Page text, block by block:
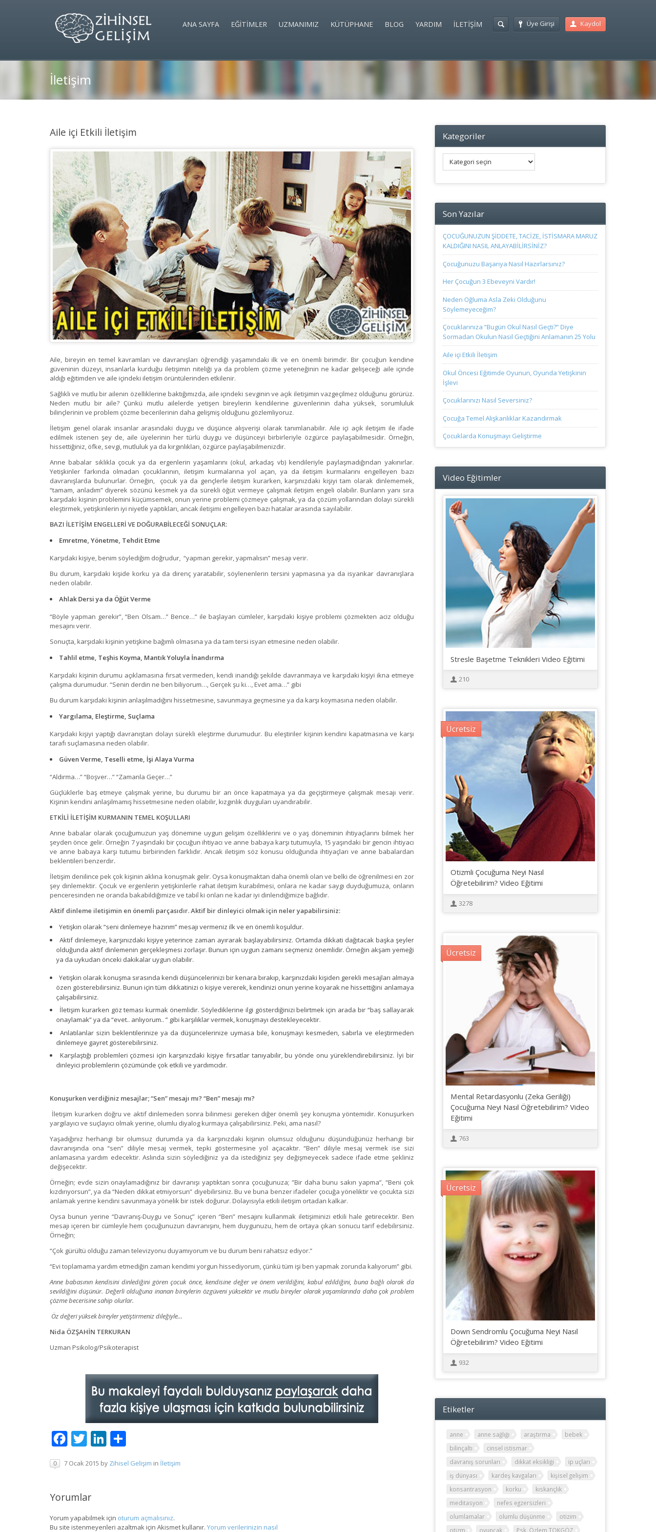
Üye Girişi Kaydol
ANA SAYFA EĞİTİMLER UZMANIMIZ KÜTÜPHANE BLOG YARDIM İLETİŞİM
İletişim
Aile içi Etkili İletişim
Aile, bireyin en temel kavramları ve davranışları öğrendiği yaşamındaki ilk ve en önemli birimdir. Bir çocuğun kendine
güveninin düzeyi, insanlarla kurduğu iletişimin niteliği ya da problem çözme yeteneğinin ne kadar gelişeceği aile içinde
aldığı eğitimden ve aile içindeki iletişim örüntülerinden etkilenir.
Sağlıklı ve mutlu bir ailenin özelliklerine baktığımızda, aile içindeki sevginin ve açık iletişimin vazgeçilmez olduğunu görürüz.
Neden mutlu bir aile? Çünkü mutlu ailelerde yetişen bireylerin kendilerine güvenlerinin daha yüksek, sorumluluk
bilinçlerinin ve problem çözme becerilerinin daha gelişmiş olduğunu gözlemliyoruz.
İletişim genel olarak insanlar arasındaki duygu ve düşünce alışverişi olarak tanımlanabilir. Aile içi açık iletişim ile ifade
edilmek istenen şey de, aile üyelerinin her türlü duygu ve düşünceyi birbirleriyle özgürce paylaşabilmesidir. Örneğin,
hissettiğiniz, öfke, sevgi, mutluluk ya da kırgınlıkları, özgürce paylaşabilmenizdir.
Anne babalar sıklıkla çocuk ya da ergenlerin yaşamlarını (okul, arkadaş vb) kendileriyle paylaşmadığından yakınırlar.
Yetişkinler farkında olmadan çocuklarının, iletişim kurmalarına yol açan, ya da iletişim kurmalarını engelleyen bazı
davranışlarda bulunurlar. Örneğin, çocuk ya da gençlerle iletişim kurarken, karşınızdaki kişiyi tam olarak dinlememek,
“tamam, anladım” diyerek sözünü kesmek ya da sürekli öğüt vermeye çalışmak iletişim engeli olabilir. Bunların yanı sıra
karşıdaki kişinin problemini küçümsemek, onun yerine problemi çözmeye çalışmak, ya da çözüm yollarından dolayı sürekli
eleştirmek, yetişkinlerin iyi niyetle yaptıkları, ancak iletişimi engelleyen bazı hatalar arasında sayılabilir.
BAZI İLETİŞİM ENGELLERİ VE DOĞURABİLECEĞİ SONUÇLAR:
Emretme, Yönetme, Tehdit Etme
Karşıdaki kişiye, benim söylediğim doğrudur, “yapman gerekir, yapmalısın” mesajı verir.
Bu durum, karşıdaki kişide korku ya da direnç yaratabilir, söylenenlerin tersini yapmasına ya da isyankar davranışlara
neden olabilir.
Ahlak Dersi ya da Öğüt Verme
“Böyle yapman gerekir”, “Ben Olsam…” Bence…” ile başlayan cümleler, karşıdaki kişiye problemi çözmekten aciz olduğu
mesajını verir.
Sonuçta, karşıdaki kişinin yetişkine bağımlı olmasına ya da tam tersi isyan etmesine neden olabilir.
Tahlil etme, Teşhis Koyma, Mantık Yoluyla İnandırma
Karşıdaki kişinin durumu açıklamasına fırsat vermeden, kendi inandığı şekilde davranmaya ve karşıdaki kişiyi ikna etmeye
çalışma durumudur. “Senin derdin ne ben biliyorum…, Gerçek şu ki…, Evet ama…” gibi
Bu durum karşıdaki kişinin anlaşılmadığını hissetmesine, savunmaya geçmesine ya da karşı koymasına neden olabilir.
Yargılama, Eleştirme, Suçlama
Karşıdaki kişiyi yaptığı davranıştan dolayı sürekli eleştirme durumudur. Bu eleştiriler kişinin kendini kapatmasına ve karşı
tarafı suçlamasına neden olabilir.
Güven Verme, Teselli etme, İşi Alaya Vurma
“Aldırma…” “Boşver…” “Zamanla Geçer…”
Güçlüklerle baş etmeye çalışmak yerine, bu durumu bir an önce kapatmaya ya da geçiştirmeye çalışmak mesajı verir.
Kişinin kendini anlaşılmamış hissetmesine neden olabilir, kızgınlık duyguları uyandırabilir.
ETKİLİ İLETİŞİM KURMANIN TEMEL KOŞULLARI
Anne babalar olarak çocuğumuzun yaş dönemine uygun gelişim özelliklerini ve o yaş döneminin ihtiyaçlarını bilmek her
şeyden önce gelir. Örneğin 7 yaşındaki bir çocuğun ihtiyacı ve anne babaya karşı tutumuyla, 15 yaşındaki bir gencin ihtiyacı
ve anne babaya karşı tutumu birbirinden farklıdır. Ancak iletişim söz konusu olduğunda ihtiyaçları ve anne babalardan
beklentileri benzerdir.
İletişim denilince pek çok kişinin aklına konuşmak gelir. Oysa konuşmaktan daha önemli olan ve belki de öğrenilmesi en zor
şey dinlemektir. Çocuk ve ergenlerin yetişkinlerle rahat iletişim kurabilmesi, onlara ne kadar saygı duyduğumuza, onların
penceresinden ne oranda bakabildiğimize ve tabiî ki onları ne kadar iyi dinlendiğimize bağlıdır.
Aktif dinleme iletişimin en önemli parçasıdır. Aktif bir dinleyici olmak için neler yapabilirsiniz:
Yetişkin olarak “seni dinlemeye hazırım” mesajı vermeniz ilk ve en önemli koşuldur.
Aktif dinlemeye, karşınızdaki kişiye yeterince zaman ayırarak başlayabilirsiniz. Ortamda dikkati dağıtacak başka şeyler
olduğunda aktif dinlemenin gerçekleşmesi zorlaşır. Bunun için uygun zamanı seçmeniz önemlidir. Örneğin akşam yemeği
ya da uykudan önceki dakikalar uygun olabilir.
Yetişkin olarak konuşma sırasında kendi düşüncelerinizi bir kenara bırakıp, karşınızdaki kişiden gerekli mesajları almaya
özen gösterebilirsiniz. Bunun için tüm dikkatinizi o kişiye vererek, kendinizi onun yerine koyarak ne hissettiğini anlamaya
çalışabilirsiniz.
İletişim kurarken göz teması kurmak önemlidir. Söylediklerine ilgi gösterdiğinizi belirtmek için arada bir “baş sallayarak
onaylamak” ya da “evet.. anlıyorum.. ” gibi karşılıklar vermek, konuşmayı destekleyecektir.
Anlatılanlar sizin beklentilerinize ya da düşüncelerinize uymasa bile, konuşmayı kesmeden, sabırla ve eleştirmeden
dinlemeye gayret gösterebilirsiniz.
Karşılaştığı problemleri çözmesi için karşınızdaki kişiye fırsatlar tanıyabilir, bu yönde onu yüreklendirebilirsiniz. İyi bir
dinleyici problemlerin çözümünde çok etkili ve yardımcıdır.
Konuşurken verdiğiniz mesajlar; “Sen” mesajı mı? “Ben” mesajı mı?
İletişim kurarken doğru ve aktif dinlemeden sonra bilinmesi gereken diğer önemli şey konuşma yöntemidir. Konuşurken
yargılayıcı ve suçlayıcı olmak yerine, olumlu diyalog kurmaya çalışabilirsiniz. Peki, ama nasıl?
Yaşadığınız herhangi bir olumsuz durumda ya da karşınızdaki kişinin olumsuz olduğunu düşündüğünüz herhangi bir
davranışında ona “sen” diliyle mesaj vermek, tepki göstermesine yol açacaktır. “Ben” diliyle mesaj vermek ise sizi
anlamasına yardım edecektir. Aslında sizin söylediğiniz ya da istediğiniz şey değişmeyecek sadece ifade etme şekliniz
değişecektir.
Örneğin; evde sizin onaylamadığınız bir davranışı yaptıktan sonra çocuğunuza; ”Bir daha bunu sakın yapma”, “Beni çok
kızdırıyorsun”, ya da “Neden dikkat etmiyorsun” diyebilirsiniz. Bu ve buna benzer ifadeler çocuğa yöneliktir ve çocukta sizi
anlamak yerine kendini savunmaya yönelik bir istek doğurur. Dolayısıyla etkili iletişim ortadan kalkar.
Oysa bunun yerine “Davranış-Duygu ve Sonuç” içeren “Ben” mesajını kullanmak iletişiminizi etkili hale getirecektir. Ben
mesajı içeren bir cümleyle hem çocuğunuzun davranışını, hem duygunuzu, hem de ortaya çıkan sonucu tarif edebilirsiniz.
Örneğin;
“Çok gürültü olduğu zaman televizyonu duyamıyorum ve bu durum beni rahatsız ediyor.”
“Evi toplamama yardım etmediğin zaman kendimi yorgun hissediyorum, çünkü tüm işi ben yapmak zorunda kalıyorum” gibi.
Anne babasının kendisini dinlediğini gören çocuk önce, kendisine değer ve önem verildiğini, kabul edildiğini, buna bağlı olarak da
sevildiğini düşünür. Değerli olduğuna inanan bireylerin özgüveni yüksektir ve mutlu bireyler olarak yaşamlarında daha çok problem
çözme becerisine sahip olurlar.
Öz değeri yüksek bireyler yetiştirmeniz dileğiyle…
Nida ÖZŞAHİN TERKURAN
Uzman Psikolog/Psikoterapist
Facebook
TwitterLinkedIn
0 7 Ocak 2015 by Zihisel Gelişim in İletişim
Yorumlar
Yorum yapabilmek için oturum açmalısınız.
Bu site istenmeyenleri azaltmak için Akismet kullanır. Yorum verilerinizin nasıl
Kategoriler
Son Yazılar
ÇOCUĞUNUZUN ŞİDDETE, TACİZE, İSTİSMARA MARUZ
KALDIĞINI NASIL ANLAYABİLİRSİNİZ?
Çocuğunuzu Başarıya Nasıl Hazırlarsınız?
Her Çocuğun 3 Ebeveyni Vardır!
Neden Oğluma Asla Zeki Olduğunu
Söylemeyeceğim?
Çocuklarınıza “Bugün Okul Nasıl Geçti?” Diye
Sormadan Okulun Nasıl Geçtiğini Anlamanın 25 Yolu
Aile içi Etkili İletişim
Okul Öncesi Eğitimde Oyunun, Oyunda Yetişkinin
İşlevi
Çocuklarınızı Nasıl Seversiniz?
Çocuğa Temel Alışkanlıklar Kazandırmak
Çocuklarda Konuşmayı Geliştirme
Video Eğitimler
Stresle Başetme Teknikleri Video Eğitimi
210
Ücretsiz
Otizmli Çocuğuma Neyi Nasıl
Öğretebilirim? Video Eğitimi
3278
Ücretsiz
Mental Retardasyonlu (Zeka Geriliği)
Çocuğuma Neyi Nasıl Öğretebilirim? Video
Eğitimi
763
Ücretsiz
Down Sendromlu Çocuğuma Neyi Nasıl
Öğretebilirim? Video Eğitimi
932
Etiketler
anne anne sağlığı araştırma
bebek
bilinçaltı
cinsel istismar
davranış sorunları
dikkat eksikliği
ip uçları
iş dünyası
kardeş kavgaları
kişisel gelişim
konsantrasyon
korku
kıskançlık
meditasyon
nefes egzersizleri
olumlamalar
olumlu düşünme
otizim
otizm
oyuncak Psk. Özlem TOKGÖZ